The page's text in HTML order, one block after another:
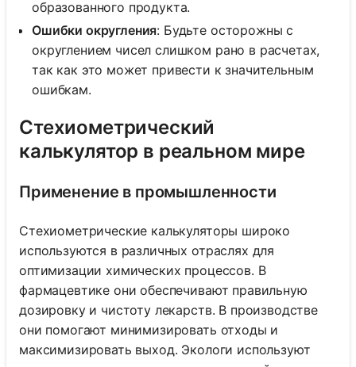
образованного продукта.
Ошибки округления: Будьте осторожны с
округлением чисел слишком рано в расчетах,
так как это может привести к значительным
ошибкам.
Стехиометрический
калькулятор в реальном мире
Применение в промышленности
Стехиометрические калькуляторы широко
используются в различных отраслях для
оптимизации химических процессов. В
фармацевтике они обеспечивают правильную
дозировку и чистоту лекарств. В производстве
они помогают минимизировать отходы и
максимизировать выход. Экологи используют